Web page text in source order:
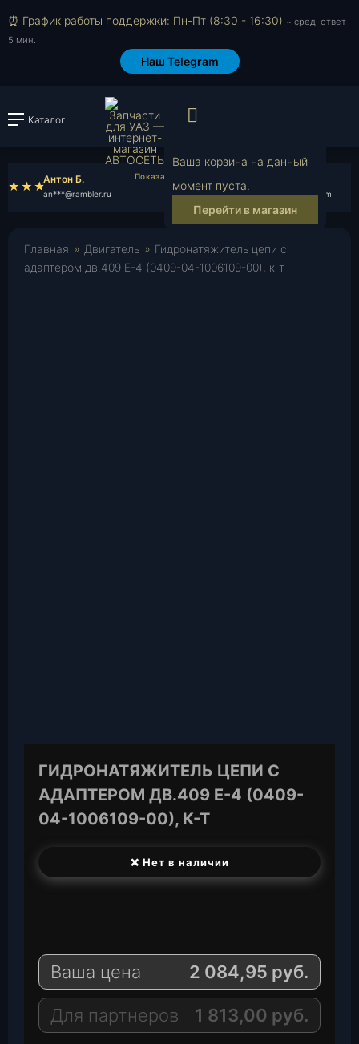
⏰ График работы поддержки: Пн-Пт (8:30 - 16:30) ~ сред. ответ
5 мин.
Наш Telegram
Каталог Войти или
Ваша корзина на данный
момент пуста.
Перейти в магазин
Антон Б.
an***@rambler.ru ki***@gmail.com
Главная » Двигатель » Гидронатяжитель цепи с
адаптером дв.409 Е-4 (0409-04-1006109-00), к-т
ГИДРОНАТЯЖИТЕЛЬ ЦЕПИ С
АДАПТЕРОМ ДВ.409 Е-4 (0409-
04-1006109-00), К-Т
❌ Нет в наличии
e
r
a
m
a
s
A
p
a
i
l
Ваша цена 2 084,95 руб.
Для партнеров 1 813,00 руб.